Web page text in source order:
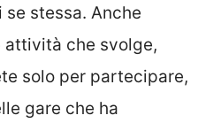
stessa. Anche
attività che svolge,
solo per partecipare,
gare che ha